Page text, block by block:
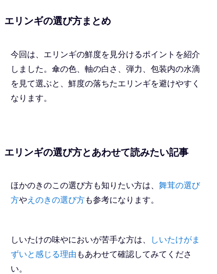
エリンギの選び方まとめ
今回は、エリンギの鮮度を見分けるポイントを紹介
しました。傘の色、軸の白さ、弾力、包装内の水滴
を見て選ぶと、鮮度の落ちたエリンギを避けやすく
なります。
エリンギの選び方とあわせて読みたい記事
ほかのきのこの選び方も知りたい方は、舞茸の選び
方やえのきの選び方も参考になります。
しいたけの味やにおいが苦手な方は、
しいたけがま
ずいと感じる理由 もあわせて確認してみてくださ
い。